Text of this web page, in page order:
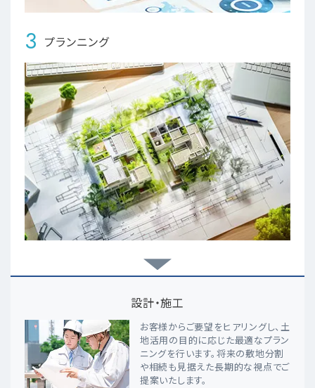
3 プランニング
設計・施工
お客様からご要望をヒアリングし、土
地活用の目的に応じた最適なプラン
ニングを行います。将来の敷地分割
や相続も見据えた長期的な視点でご
提案いたします。